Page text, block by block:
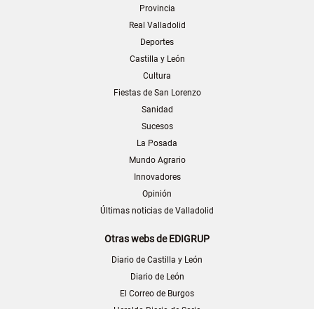
Provincia
Real Valladolid
Deportes
Castilla y León
Cultura
Fiestas de San Lorenzo
Sanidad
Sucesos
La Posada
Mundo Agrario
Innovadores
Opinión
Últimas noticias de Valladolid
Otras webs de EDIGRUP
Diario de Castilla y León
Diario de León
El Correo de Burgos